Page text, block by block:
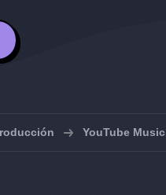
YouTube Music